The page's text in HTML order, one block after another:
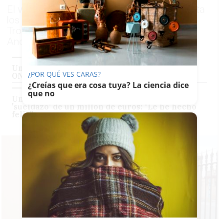
El vendedor Antonio Sánchez, que frecuenta
los bares de la zona de Los Ángeles y el
Tropezón, ha repartido suerte en el Día de
Andalucía
Un vecino de La Línea gana el Sueldazo de la
ONCE: 2.000 euros al mes durante una década
Un vecino de un pueblo de Sevilla gana un
'sueldazo' de un millón de euros: "Le he hecho
feliz"
¿POR QUÉ VES CARAS?
¿Creías que era cosa tuya? La ciencia dice
que no